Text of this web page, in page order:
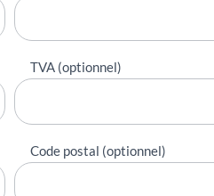
TVA (optionnel)
Code postal (optionnel)